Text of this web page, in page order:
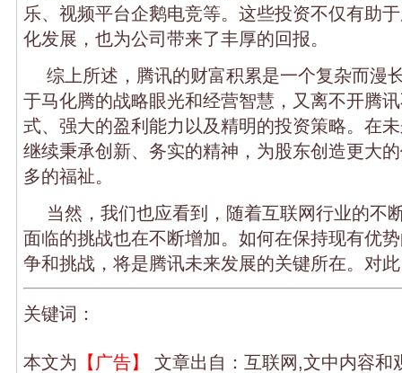
乐、视频平台企鹅电竞等。这些投资不仅有助
化发展，也为公司带来了丰厚的回报。
综上所述，腾讯的财富积累是一个复杂而漫
于马化腾的战略眼光和经营智慧，又离不开腾
式、强大的盈利能力以及精明的投资策略。在
继续秉承创新、务实的精神，为股东创造更大
多的福祉。
当然，我们也应看到，随着互联网行业的不
面临的挑战也在不断增加。如何在保持现有优
争和挑战，将是腾讯未来发展的关键所在。对
关键词：
本文为 【广告】
文章出自：互联网,文中内容和